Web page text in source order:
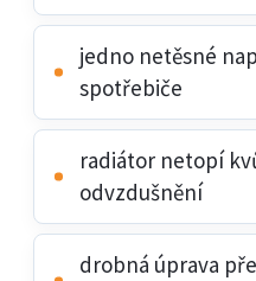
jedno netěsné
spotřebiče
radiátor netopí
odvzdušnění
drobná úprava